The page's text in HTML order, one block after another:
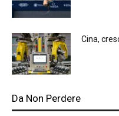
Cina,
Da Non Perdere